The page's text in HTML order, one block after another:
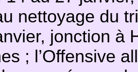
nettoyage du
jonction à
; l’Offensive